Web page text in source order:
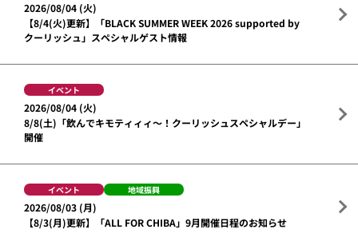
2026/08/04 (火)
【8/4(火)更新】「BLACK SUMMER WEEK 2026 supported by
クーリッシュ」スペシャルゲスト情報
イベント
2026/08/04 (火)
8/8(土)「飲んでキモティィィ～！クーリッシュスペシャルデー」
開催
イベント 地域振興
2026/08/03 (月)
【8/3(月)更新】「ALL FOR CHIBA」9月開催日程のお知らせ